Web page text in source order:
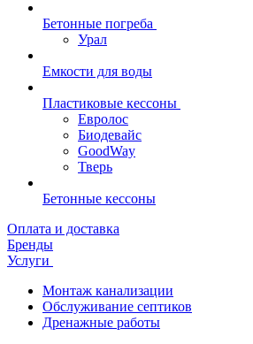
Бетонные погреба
Урал
Емкости для воды
Пластиковые кессоны
Евролос
Биодевайс
GoodWay
Тверь
Бетонные кессоны
Оплата и доставка
Бренды
Услуги
Монтаж канализации
Обслуживание септиков
Дренажные работы